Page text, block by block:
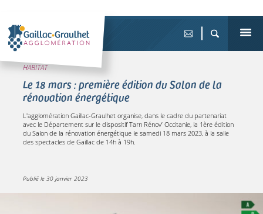
HABITAT
Le 18 mars : première édition du Salon de la
rénovation énergétique
L'agglomération Gaillac-Graulhet organise, dans le cadre du partenariat
avec le Département sur le dispositif Tarn Rénov’ Occitanie, la 1ère édition
du Salon de la rénovation énergétique le samedi 18 mars 2023, à la salle
des spectacles de Gaillac de 14h à 19h.
Publié le 30 janvier 2023